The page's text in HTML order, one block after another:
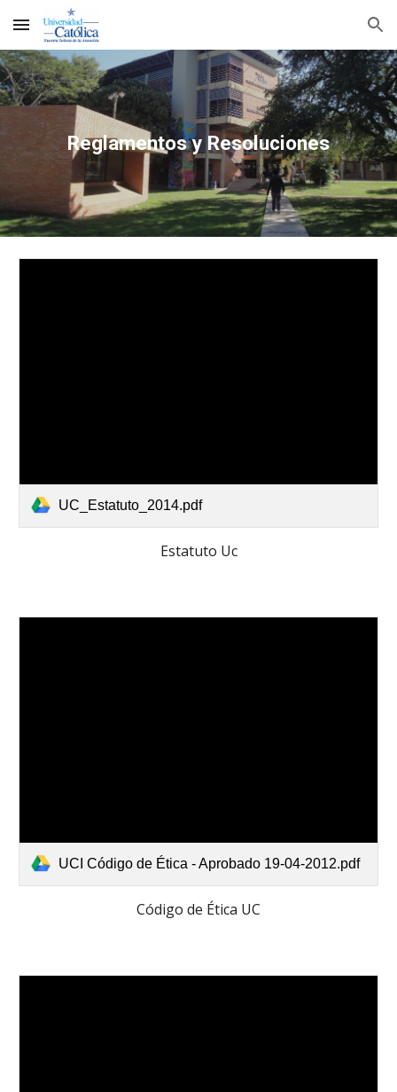
Skip to main content Skip to navigation
Reglamentos y Resoluciones
UC_Estatuto_2014.pdf
Estatuto Uc
UCI Código de Ética - Aprobado 19-04-2012.pdf
Código de Ética UC